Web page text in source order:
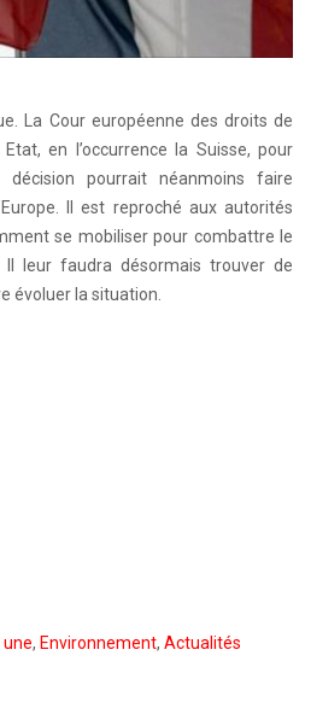
La Cour européenne des droits de
en l’occurrence la Suisse, pour
décision pourrait néanmoins faire
Il est reproché aux autorités
se mobiliser pour combattre le
leur faudra désormais trouver de
évoluer la situation.
une, Environnement, Actualités